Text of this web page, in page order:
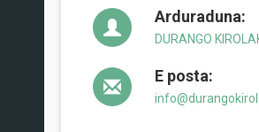
Arduraduna:
DURANGO
E posta: